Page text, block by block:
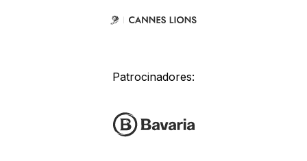
Patrocinadores: